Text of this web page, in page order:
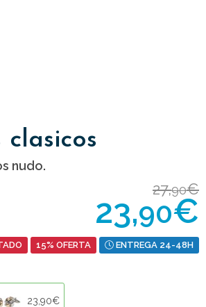
clasicos
nudo.
27,90€
23,90€
15% OFERTA ENTREGA 24-48H
23,90€